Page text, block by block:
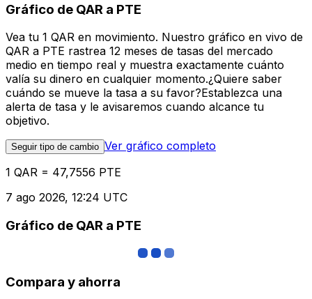
Gráfico de QAR a PTE
Vea tu 1 QAR en movimiento. Nuestro gráfico en vivo de
QAR a PTE rastrea 12 meses de tasas del mercado
medio en tiempo real y muestra exactamente cuánto
valía su dinero en cualquier momento.¿Quiere saber
cuándo se mueve la tasa a su favor?Establezca una
alerta de tasa y le avisaremos cuando alcance tu
objetivo.
Seguir tipo de cambio Ver gráfico completo
1 QAR = 47,7556 PTE
7 ago 2026, 12:24 UTC
Gráfico de QAR a PTE
Compara y ahorra